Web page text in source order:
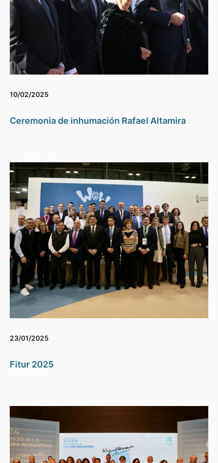
10/02/2025
Ceremonia de inhumación Rafael Altamira
23/01/2025
Fitur 2025